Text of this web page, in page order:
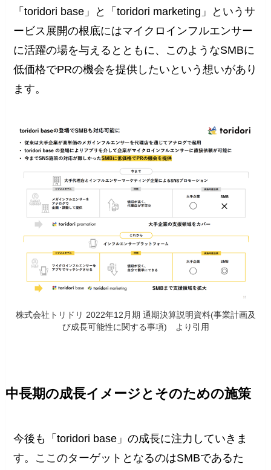
「toridori base」と「toridori marketing」というサ
ービス展開の根底にはマイクロインフルエンサー
に活躍の場を与えるとともに、このようなSMBに
低価格でPRの機会を提供したいという想いがあり
ます。
株式会社トリドリ 2022年12月期 通期決算説明資料(事業計画及
び成長可能性に関する事項) より引用
中長期の成長イメージとそのための施策
今後も「toridori base」の成長に注力していきま
す。ここのターゲットとなるのはSMBであるた